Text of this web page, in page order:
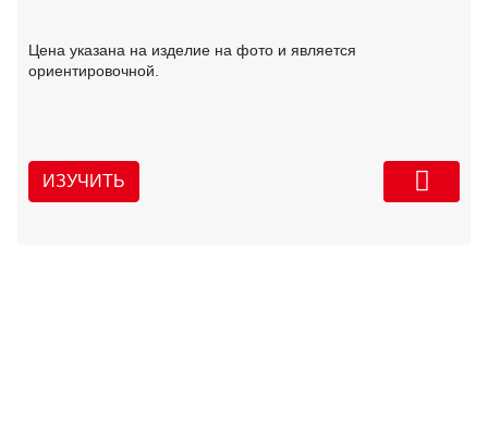
Цена указана на изделие на фото и является
ориентировочной.
ИЗУЧИТЬ